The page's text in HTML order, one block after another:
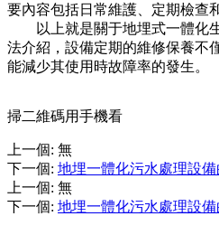
要內容包括日常維護、定期檢查
以上就是關于地埋式一體化
法介紹，設備定期的維修保養不
能減少其使用時故障率的發生。
掃二維碼用手機看
上一個: 無
下一個: 地埋一體化污水處理設
上一個: 無
下一個: 地埋一體化污水處理設